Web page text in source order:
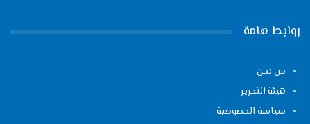
روابط هامة
من نحن
هيئة التحرير
سياسة الخصوصية